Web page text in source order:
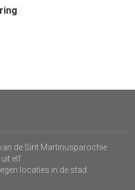
de Sint Martinusparochie
elf
locaties in de stad.